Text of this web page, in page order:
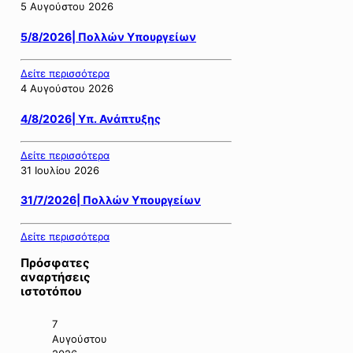
5 Αυγούστου 2026
5/8/2026| Πολλών Υπουργείων
Δείτε περισσότερα
4 Αυγούστου 2026
4/8/2026| Υπ. Ανάπτυξης
Δείτε περισσότερα
31 Ιουλίου 2026
31/7/2026| Πολλών Υπουργείων
Δείτε περισσότερα
Πρόσφατες
αναρτήσεις
ιστοτόπου
7
Αυγούστου